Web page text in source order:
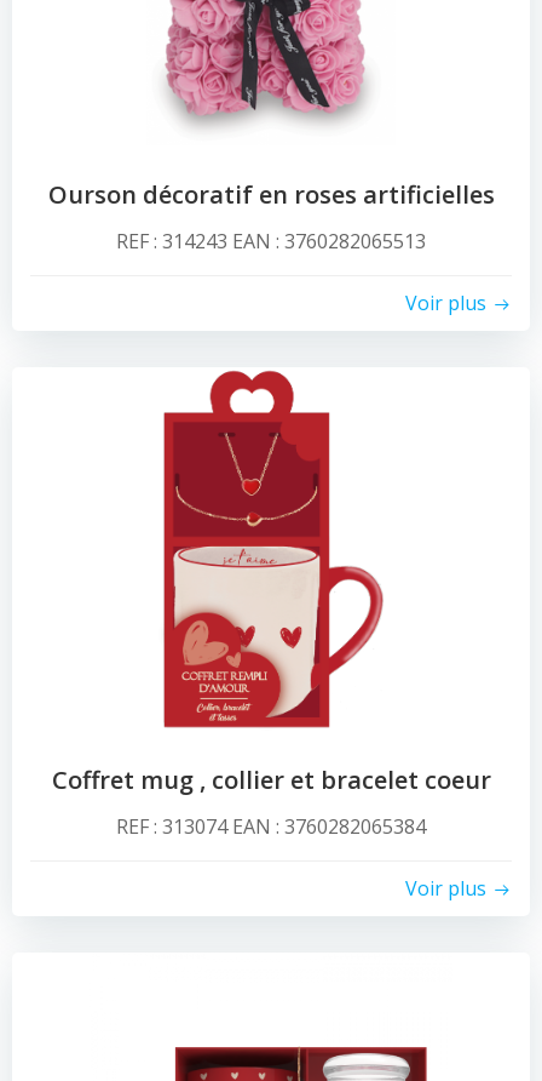
Ourson décoratif en roses artificielles
REF : 314243 EAN : 3760282065513
Voir plus
Coffret mug , collier et bracelet coeur
REF : 313074 EAN : 3760282065384
Voir plus